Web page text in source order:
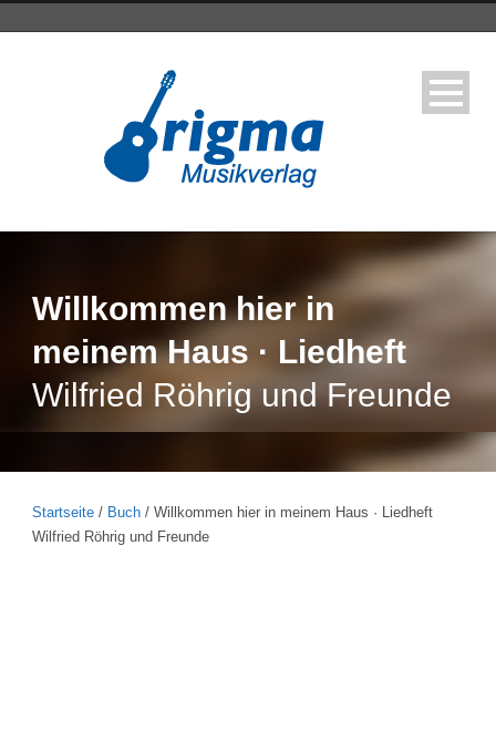
Willkommen hier in
meinem Haus · Liedheft
Wilfried Röhrig und Freunde
Startseite / Buch / Willkommen hier in meinem Haus · Liedheft
Wilfried Röhrig und Freunde